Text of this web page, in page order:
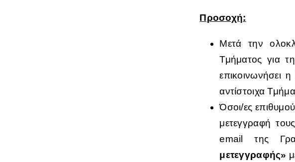
Προσοχή:
Μετά την
Τμήματος για
επικοινωνήσει
αντίστοιχα
Όσοι/ες
μετεγγραφή
email της
μετεγγραφής»